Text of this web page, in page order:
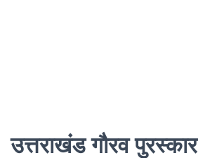
उत्तराखंड गौरव पुरस्कार